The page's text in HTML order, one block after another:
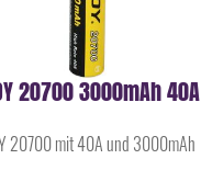
20700 3000mAh 40A
20700 mit 40A und 3000mAh